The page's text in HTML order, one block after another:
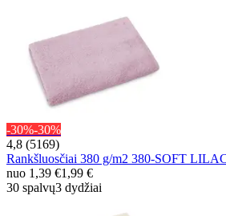
-30%-30%
4,8 (5169)
Rankšluosčiai 380 g/m2 380-SOFT
nuo 1,39 €1,99 €
30 spalvų3 dydžiai